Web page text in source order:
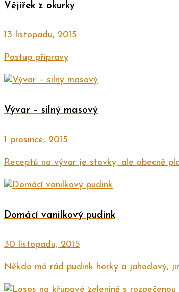
Vějířek z okurky
13 listopadu, 2015
Postup přípravy
Vývar – silný masový
1 prosince, 2015
Receptů na vývar je stovky, ale obecně
Domácí vanilkový pudink
30 listopadu, 2015
Někdo má rád pudink horký a jahodový,